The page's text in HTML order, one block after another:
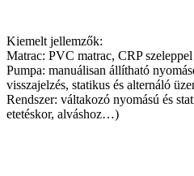
Kiemelt jellemzők:
Matrac: PVC matrac, CRP
Pumpa: manuálisan állítható
visszajelzés, statikus és alternáló
Rendszer: váltakozó nyomású és
etetéskor, alváshoz…)